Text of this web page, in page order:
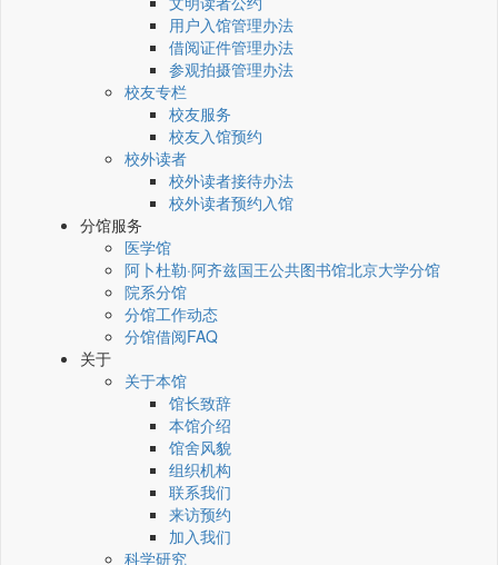
用户入馆管理办法
借阅证件管理办法
参观拍摄管理办法
校友专栏
校友服务
校友入馆预约
校外读者
校外读者接待办法
校外读者预约入馆
分馆服务
医学馆
阿卜杜勒·阿齐兹国王公共图书馆北京大学分馆
院系分馆
分馆工作动态
分馆借阅FAQ
关于
关于本馆
馆长致辞
本馆介绍
馆舍风貌
组织机构
联系我们
来访预约
加入我们
科学研究